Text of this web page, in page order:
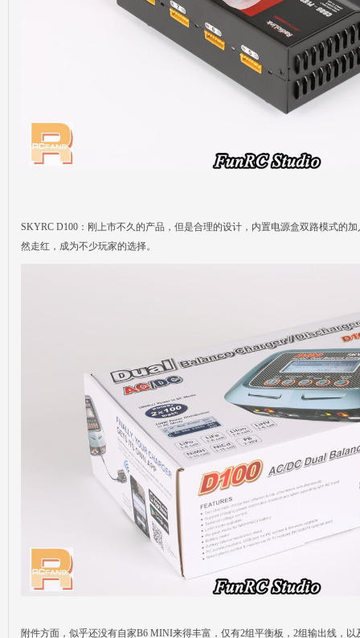
SKYRC D100：刚上市不久的产品，但是合理的设计，内置电源盒双路模式的
然走红，成为不少玩家的选择。
附件方面，似乎还没有自家B6 MINI来得丰富，仅有2组平衡板，2组输出线，